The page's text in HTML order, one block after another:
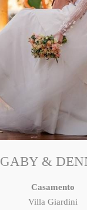
GABY &
Casamento
Villa Giardini